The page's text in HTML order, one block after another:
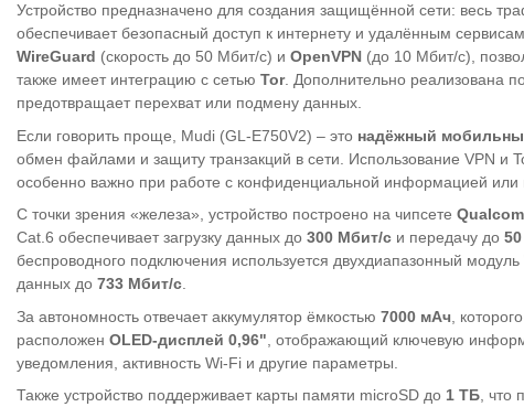
Устройство предназначено для создания защищённой сети: весь
обеспечивает безопасный доступ к интернету и удалённым
WireGuard (скорость до 50 Мбит/с) и OpenVPN (до 10 Мбит/с),
также имеет интеграцию с сетью Tor. Дополнительно реализована
предотвращает перехват или подмену данных.
Если говорить проще, Mudi (GL-E750V2) – это надёжный
обмен файлами и защиту транзакций в сети. Использование VPN и
особенно важно при работе с конфиденциальной информацией или
С точки зрения «железа», устройство построено на чипсете
Cat.6 обеспечивает загрузку данных до 300 Мбит/с и передачу до
беспроводного подключения используется двухдиапазонный
данных до 733 Мбит/с.
За автономность отвечает аккумулятор ёмкостью 7000 мАч ,
расположен OLED-дисплей 0,96" , отображающий ключевую
уведомления, активность Wi-Fi и другие параметры.
Также устройство поддерживает карты памяти microSD до 1 ТБ ,